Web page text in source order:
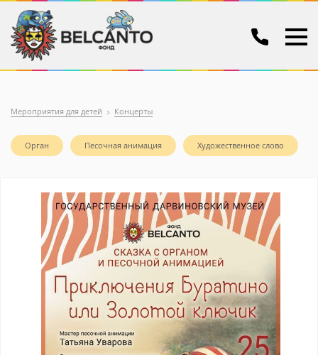
Мероприятия для детей Концерты
Орган Песочная анимация Художественное слово